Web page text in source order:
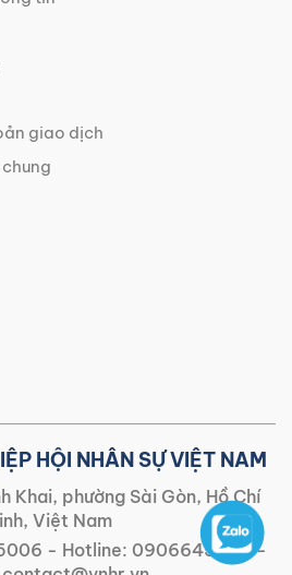
giao dịch
HỘI NHÂN SỰ VIỆT NAM
Khai, phường Sài Gòn, Hồ Chí
Việt Nam
- Hotline: 0906645006-